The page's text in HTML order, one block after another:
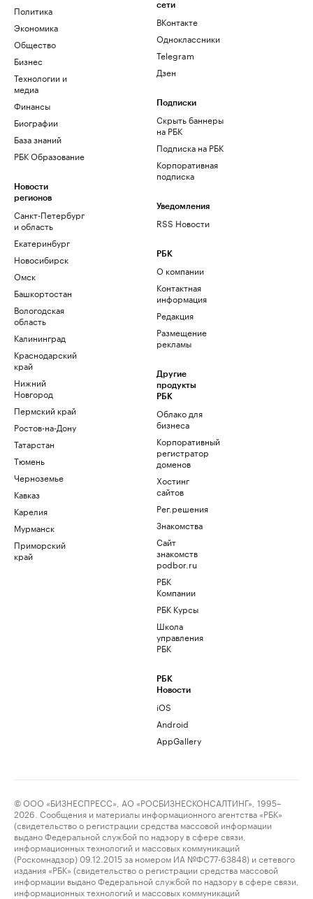
Политика
Экономика
Общество
Бизнес
Технологии и
медиа
Финансы
Биографии
База знаний
РБК Образование
Новости
регионов
Санкт-Петербург
и область
Екатеринбург
Новосибирск
Омск
Башкортостан
Вологодская
область
Калининград
Краснодарский
край
Нижний
Новгород
Пермский край
Ростов-на-Дону
Татарстан
Тюмень
Черноземье
Кавказ
Карелия
Мурманск
Приморский
край
сети
ВКонтакте
Одноклассники
Telegram
Дзен
Подписки
Скрыть баннеры
на РБК
Подписка на РБК
Корпоративная
подписка
Уведомления
RSS Новости
РБК
О компании
Контактная
информация
Редакция
Размещение
рекламы
Другие
продукты
РБК
Облако для
бизнеса
Корпоративный
регистратор
доменов
Хостинг
сайтов
Рег.решения
Знакомства
Сайт
знакомств
podbor.ru
РБК
Компании
РБК Курсы
Школа
управления
РБК
РБК
Новости
iOS
Android
AppGallery
© ООО «БИЗНЕСПРЕСС», АО «РОСБИЗНЕСКОНСАЛТИНГ», 1995–
2026. Сообщения и материалы информационного агентства «РБК»
(свидетельство о регистрации средства массовой информации
выдано Федеральной службой по надзору в сфере связи,
информационных технологий и массовых коммуникаций
(Роскомнадзор) 09.12.2015 за номером ИА №ФС77-63848) и сетевого
издания «РБК» (свидетельство о регистрации средства массовой
информации выдано Федеральной службой по надзору в сфере связи,
информационных технологий и массовых коммуникаций